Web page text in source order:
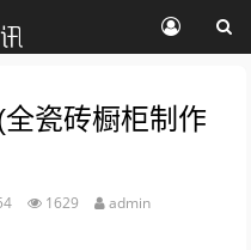
瓷砖橱柜制作
1629 admin